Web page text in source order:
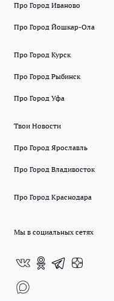
Про Город Иваново
Про Город Йошкар-Ола
Про Город Курск
Про Город Рыбинск
Про Город Уфа
Твои Новости
Про Город Ярославль
Про Город Владивосток
Про Город Краснодара
Мы в социальных сетях